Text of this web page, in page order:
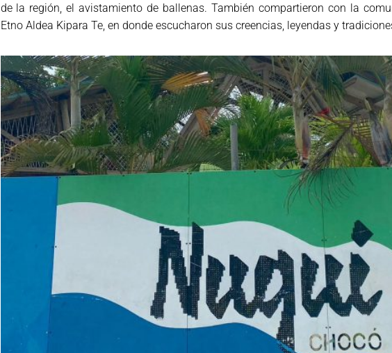
de la región, el avistamiento de ballenas. También compartieron con la
Etno Aldea Kipara Te, en donde escucharon sus creencias, leyendas y